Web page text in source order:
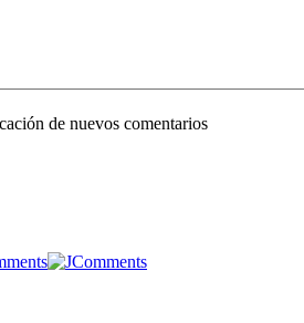
de nuevos comentarios